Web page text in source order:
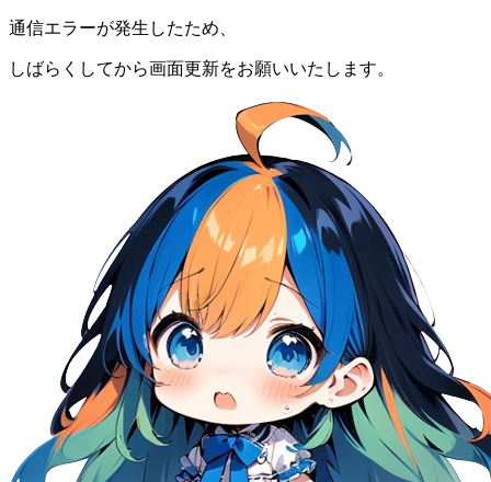
通信エラーが発生したため、
しばらくしてから画面更新をお願いいたします。